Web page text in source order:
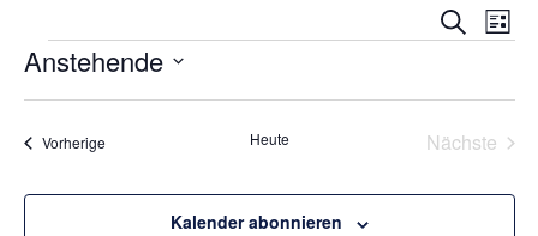
Suche
SucheListe
Veranstaltungen
Anstehende
Datum
VorherigeVeranstaltungen Heute
Nächste
Kalender abonnieren